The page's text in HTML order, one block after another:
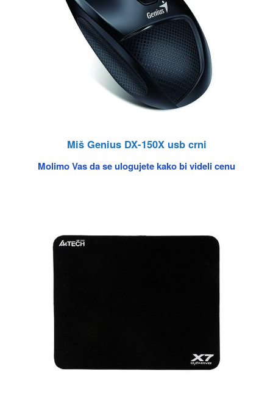
Miš Genius DX-150X usb crni
Molimo Vas da se ulogujete kako bi videli cenu